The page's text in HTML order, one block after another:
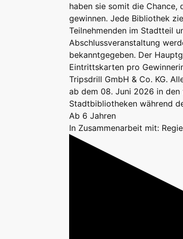
haben sie somit die Chance,
gewinnen. Jede Bibliothek
Teilnehmenden im Stadtteil
Abschlussveranstaltung
bekanntgegeben. Der
Eintrittskarten pro
Tripsdrill GmbH & Co. KG.
ab dem 08. Juni 2026 in
Stadtbibliotheken während
Ab 6 Jahren
In Zusammenarbeit mit: